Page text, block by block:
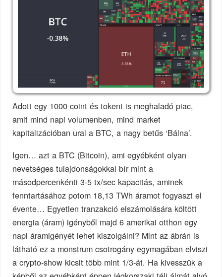
Adott egy 1000 coint és tokent is meghaladó piac,
amit mind napi volumenben, mind market
kapitalizációban ural a BTC, a nagy betűs ‘Bálna’.
Igen… azt a BTC (Bitcoin), ami egyébként olyan
nevetséges tulajdonságokkal bír mint a
másodpercenkénti 3-5 tx/sec kapacitás, aminek
fenntartásához potom 18,13 TWh áramot fogyaszt el
évente… Egyetlen tranzakció elszámolására költött
energia (áram) igényből majd 6 amerikai otthon egy
napi áramigényét lehet kiszolgálni? Mint az ábrán is
látható ez a monstrum csotrogány egymagában elviszi
a crypto-show kicsit több mint 1/3-át. Ha kivesszük a